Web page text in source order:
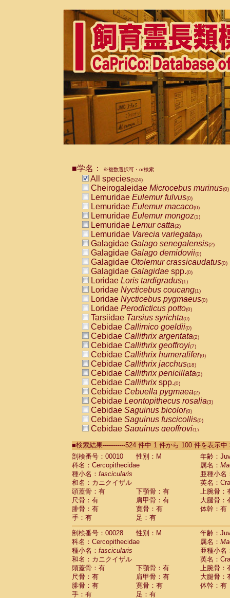
■学名： ※複数選択可・or検索
All species(524)
Cheirogaleidae Microcebus murinus(0)
Lemuridae Eulemur fulvus(0)
Lemuridae Eulemur macaco(0)
Lemuridae Eulemur mongoz(1)
Lemuridae Lemur catta(2)
Lemuridae Varecia variegata(0)
Galagidae Galago senegalensis(2)
Galagidae Galago demidovii(0)
Galagidae Otolemur crassicaudatus(0)
Galagidae Galagidae spp.(0)
Loridae Loris tardigradus(1)
Loridae Nycticebus coucang(1)
Loridae Nycticebus pygmaeus(0)
Loridae Perodicticus potto(0)
Tarsiidae Tarsius syrichta(0)
Cebidae Callimico goeldii(0)
Cebidae Callithrix argentata(2)
Cebidae Callithrix geoffroyi(7)
Cebidae Callithrix humeralifer(0)
Cebidae Callithrix jacchus(18)
Cebidae Callithrix penicillata(2)
Cebidae Callithrixspp.(0)
Cebidae Cebuella pygmaea(2)
Cebidae Leontopithecus rosalia(3)
Cebidae Saguinus bicolor(0)
Cebidae Saguinus fuscicollis(0)
Cebidae Saguinus geoffroyi(1)
CebidaeSaguinus labiatus(0)
Cebidae Saguinus leucopus (4)
CebidaeSaguinus midas
CebidaeSaguinus mystax
CebidaeSaguinus nigricollis (12)
Cebidae Saguinus oedipus
Cebidae Saguinus weddelli
Cebidae Saguinusspp.
Cebidae Aotus trivirgatus
Cebidae Cebus albifrons
CebidaeCebus apella
CebidaeCebus capucinus
CebidaeCebus nigrivittatus
Cebidae Cebusspp.(0)
Cebidae Saimiri boliviensis
Cebidae Saimiri sciureus
Atelidae Alouatta caraya
■検索結果-----------524 件中 1 件から 100 件を表示
剖検番号：00010
性別：M
年齢：
科名：Cercopithecidae
属名：
種小名： fascicularis
亜種小名
和名：カニクイザル
英名：
頭蓋骨：有
下顎骨：有
上腕骨：
尺骨：有
肩甲骨：有
大腿骨：
腓骨：有
寛骨：有
体幹：有
手：有
足：有
剖検番号：00028
性別：M
年齢：
科名：Cercopithecidae
属名：
種小名： fascicularis
亜種小名
和名：カニクイザル
英名：
頭蓋骨：有
下顎骨：有
上腕骨：
尺骨：有
肩甲骨：有
大腿骨：
腓骨：有
寛骨：有
体幹：有
手：有
足：有